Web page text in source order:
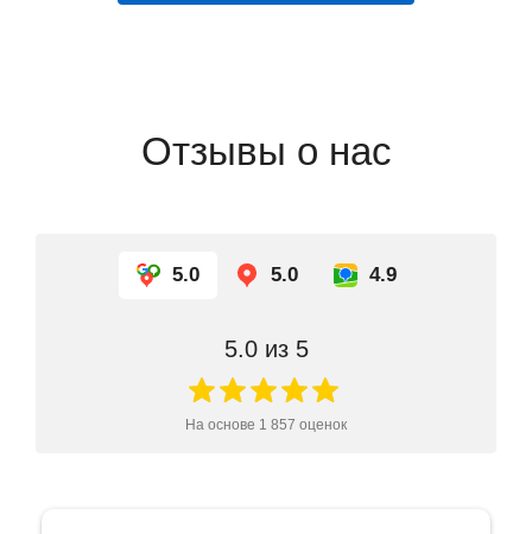
Отзывы о нас
5.0 5.0 4.9
5.0из 5
На основе 1 857 оценок